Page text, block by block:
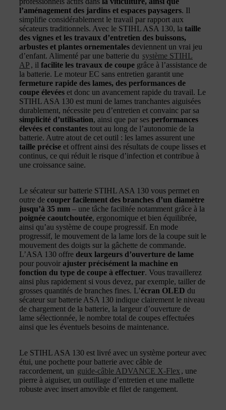
l’aménagement des jardins et espaces paysagers. Il
simplifie considérablement le travail par rapport aux
sécateurs traditionnels. Avec le STIHL ASA 130, la taille
des vignes et les travaux d’entretien des buissons,
arbustes et plantes ornementales deviennent un vrai jeu
d’enfant. Alimenté par une batterie du système STIHL
AP , il facilite les travaux de coupe grâce à l’assistance de
la batterie. Le moteur EC sans entretien garantit une
fermeture rapide des lames, des performances de
coupe élevées et donc un avancement rapide du travail. Le
STIHL ASA 130 est muni de lames tranchantes aiguisées
durablement, nécessite peu d’entretien et convainc par sa
simplicité d’utilisation, ainsi que par ses performances
élevées et constantes tout au long de l’autonomie de la
batterie. Autre atout de cet outil : les lames assurent une
taille précise et offrent ainsi des résultats de coupe lisses et
continus, ce qui réduit le risque d’infection et contribue à
une croissance saine.
Le sécateur sur batterie STIHL ASA 130 vous permet en
outre de couper facilement des branches d’un diamètre
jusqu’à 35 mm – une tâche facilitée notamment grâce à la
poignée caoutchoutée, ergonomique et bien équilibrée,
ainsi qu’au système de coupe progressif. En mode
progressif, le mouvement de la lame lors de la coupe suit le
mouvement des doigts sur la gâchette de commande.
L’ASA 130 offre deux largeurs d’ouverture de lame
pour pouvoir ajuster précisément la machine en
fonction du type de coupe à effectuer. Vous travaillerez
ainsi plus rapidement si vous devez, par exemple, tailler de
grosses quantités de branches fines. L’écran OLED du
sécateur sur batterie ASA 130 indique clairement le niveau
de chargement de la batterie, la largeur d’ouverture de
lame sélectionnée, le nombre total de coupes effectuées
ainsi que les éventuels besoins de maintenance.
Le STIHL ASA 130 est livré avec un système porteur avec
étui, une pochette pour batterie avec câble de
raccordement, un guide-câble ADVANCE X-Flex , une
pierre à aiguiser, un outillage d’entretien et une mallette
robuste avec insert amovible et filet de rangement.